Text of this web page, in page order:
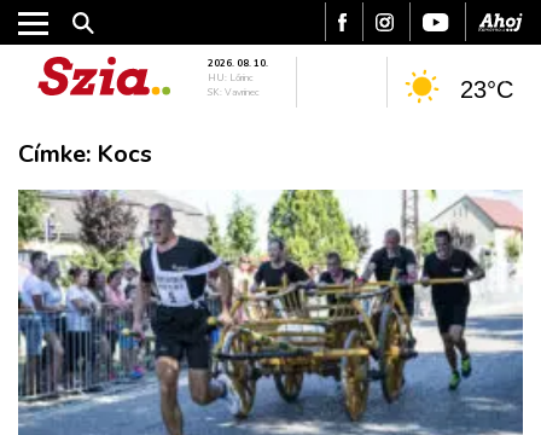
VÁROS
RÉGIÓ
SPORT
KULTÚRA
PODCAST
MIX
2026. 08. 10.
HU: Lőrinc
SK: Vavrinec
23°C
Címke: Kocs